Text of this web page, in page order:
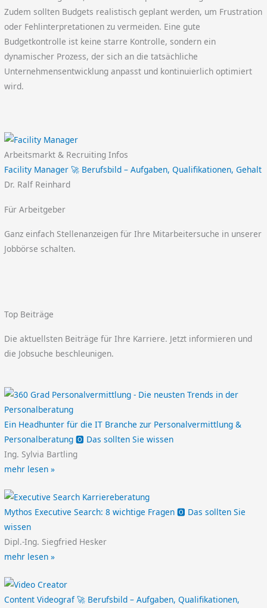
Zudem sollten Budgets realistisch geplant werden, um Frustration
oder Fehlinterpretationen zu vermeiden. Eine gute
Budgetkontrolle ist keine starre Kontrolle, sondern ein
dynamischer Prozess, der sich an die tatsächliche
Unternehmensentwicklung anpasst und kontinuierlich optimiert
wird.
Arbeitsmarkt & Recruiting Infos
Facility Manager 🚀 Berufsbild – Aufgaben, Qualifikationen, Gehalt
Dr. Ralf Reinhard
Für Arbeitgeber
Ganz einfach Stellenanzeigen für Ihre Mitarbeitersuche in unserer
Jobbörse schalten.
Top Beiträge
Die aktuellsten Beiträge für Ihre Karriere. Jetzt informieren und
die Jobsuche beschleunigen.
Ein Headhunter für die IT Branche zur Personalvermittlung &
Personalberatung 🅾️ Das sollten Sie wissen
Ing. Sylvia Bartling
mehr lesen »
Mythos Executive Search: 8 wichtige Fragen 🅾️ Das sollten Sie
wissen
Dipl.-Ing. Siegfried Hesker
mehr lesen »
Content Videograf 🚀 Berufsbild – Aufgaben, Qualifikationen,